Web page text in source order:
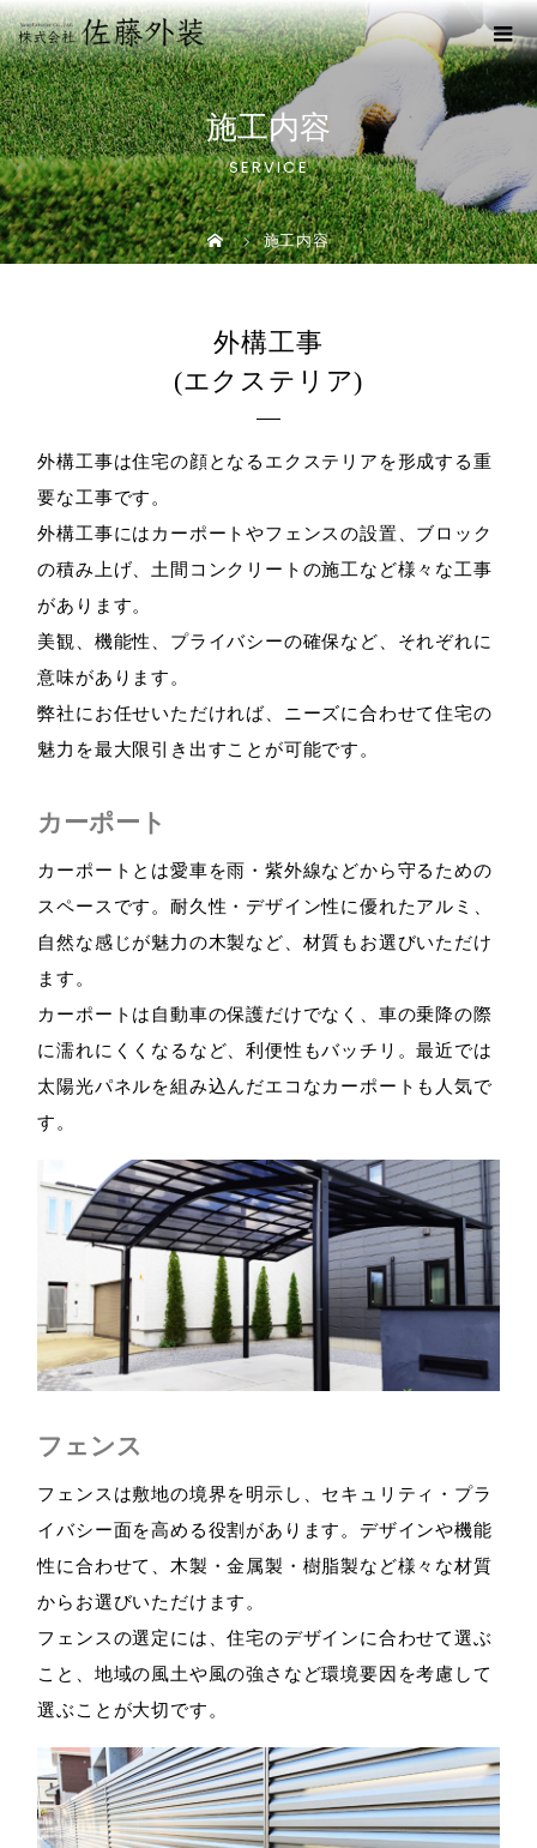
施工内容
SERVICE
施工内容
外構工事
(エクステリア)
外構工事は住宅の顔となるエクステリアを形成する重
要な工事です。
外構工事にはカーポートやフェンスの設置、ブロック
の積み上げ、土間コンクリートの施工など様々な工事
があります。
美観、機能性、プライバシーの確保など、それぞれに
意味があります。
弊社にお任せいただければ、ニーズに合わせて住宅の
魅力を最大限引き出すことが可能です。
カーポート
カーポートとは愛車を雨・紫外線などから守るための
スペースです。耐久性・デザイン性に優れたアルミ、
自然な感じが魅力の木製など、材質もお選びいただけ
ます。
カーポートは自動車の保護だけでなく、車の乗降の際
に濡れにくくなるなど、利便性もバッチリ。最近では
太陽光パネルを組み込んだエコなカーポートも人気で
す。
フェンス
フェンスは敷地の境界を明示し、セキュリティ・プラ
イバシー面を高める役割があります。デザインや機能
性に合わせて、木製・金属製・樹脂製など様々な材質
からお選びいただけます。
フェンスの選定には、住宅のデザインに合わせて選ぶ
こと、地域の風土や風の強さなど環境要因を考慮して
選ぶことが大切です。